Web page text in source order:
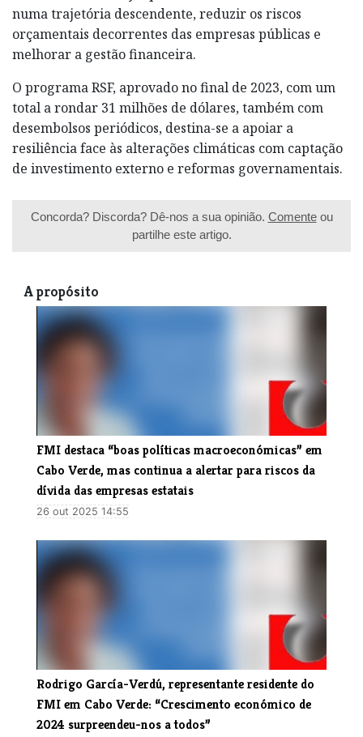
numa trajetória descendente, reduzir os riscos
orçamentais decorrentes das empresas públicas e
melhorar a gestão financeira.
O programa RSF, aprovado no final de 2023, com um
total a rondar 31 milhões de dólares, também com
desembolsos periódicos, destina-se a apoiar a
resiliência face às alterações climáticas com captação
de investimento externo e reformas governamentais.
Concorda? Discorda? Dê-nos a sua opinião. Comenteou
partilhe este artigo.
A propósito
FMI destaca “boas políticas macroeconómicas” em
Cabo Verde, mas continua a alertar para riscos da
dívida das empresas estatais
26 out 2025 14:55
Rodrigo García-Verdú, representante residente do
FMI em Cabo Verde: “Crescimento económico de
2024 surpreendeu-nos a todos”